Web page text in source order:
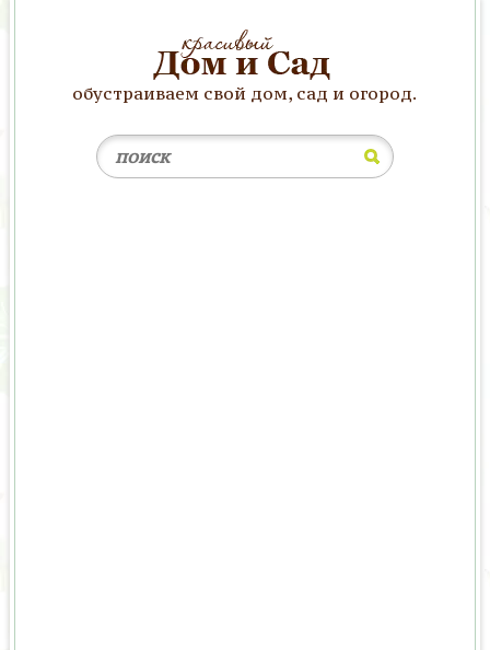
обустраиваем свой дом, сад и огород.